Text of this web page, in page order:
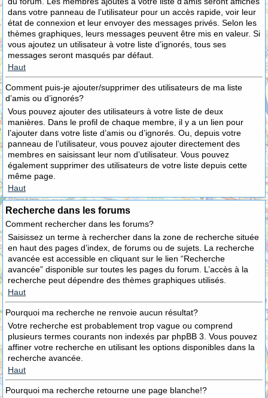
dans votre panneau de l’utilisateur pour un accès rapide, voir leur
état de connexion et leur envoyer des messages privés. Selon les
thèmes graphiques, leurs messages peuvent être mis en valeur. Si
vous ajoutez un utilisateur à votre liste d’ignorés, tous ses
messages seront masqués par défaut.
Haut
Comment puis-je ajouter/supprimer des utilisateurs de ma liste
d’amis ou d’ignorés?
Vous pouvez ajouter des utilisateurs à votre liste de deux
manières. Dans le profil de chaque membre, il y a un lien pour
l’ajouter dans votre liste d’amis ou d’ignorés. Ou, depuis votre
panneau de l’utilisateur, vous pouvez ajouter directement des
membres en saisissant leur nom d’utilisateur. Vous pouvez
également supprimer des utilisateurs de votre liste depuis cette
même page.
Haut
Recherche dans les forums
Comment rechercher dans les forums?
Saisissez un terme à rechercher dans la zone de recherche située
en haut des pages d’index, de forums ou de sujets. La recherche
avancée est accessible en cliquant sur le lien “Recherche
avancée” disponible sur toutes les pages du forum. L’accès à la
recherche peut dépendre des thèmes graphiques utilisés.
Haut
Pourquoi ma recherche ne renvoie aucun résultat?
Votre recherche est probablement trop vague ou comprend
plusieurs termes courants non indexés par phpBB 3. Vous pouvez
affiner votre recherche en utilisant les options disponibles dans la
recherche avancée.
Haut
Pourquoi ma recherche retourne une page blanche!?